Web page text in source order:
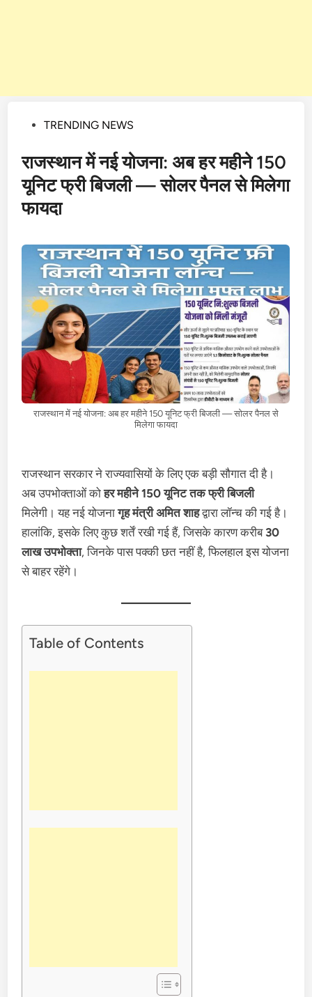
PostedTRENDING NEWS
राजस्थान में नई योजना: अब हर महीने 150
यूनिट फ्री बिजली — सोलर पैनल से मिलेगा
फायदा
राजस्थान में नई योजना: अब हर महीने 150 यूनिट फ्री बिजली — सोलर पैनल से
मिलेगा फायदा
राजस्थान सरकार ने राज्यवासियों के लिए एक बड़ी सौगात दी है।
अब उपभोक्ताओं कोहर महीने 150 यूनिट तक फ्री बिजली
मिलेगी। यह नई योजनागृह मंत्री अमित शाहद्वारा लॉन्च की गई है।
हालांकि, इसके लिए कुछ शर्तें रखी गई हैं, जिसके कारण करीब 30
लाख उपभोक्ता, जिनके पास पक्की छत नहीं है, फिलहाल इस योजना
से बाहर रहेंगे।
Table of Contents